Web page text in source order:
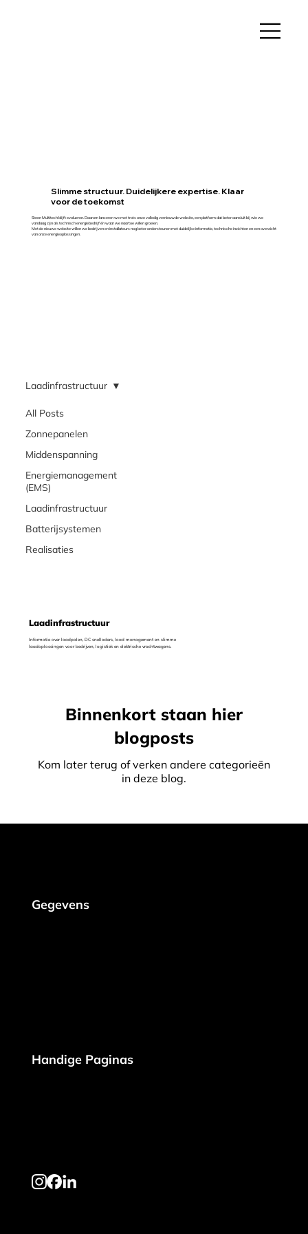
Slimme structuur. Duidelijkere expertise. Klaar
voor de toekomst
Steen Multitech blijft evolueren. Daarom lanceren we met trots onze volledig vernieuwde website, een platform dat beter aansluit bij wie we
vandaag zijn als technisch energiebedrijf én waar we naartoe willen groeien.
Met de nieuwe website willen we bedrijven en installateurs nog beter ondersteunen met duidelijke informatie, technische inzichten en een overzicht
van onze energieoplossingen.
All Posts
Zonnepanelen
Middenspanning
Energiemanagement
(EMS)
Laadinfrastructuur
Batterijsystemen
Realisaties
Laadinfrastructuur
Laadinfrastructuur
Informatie over laadpalen, DC snelladers, load management en slimme
laadoplossingen voor bedrijven, logistiek en elektrische vrachtwagens.
Binnenkort staan hier
blogposts
Kom later terug of verken andere categorieën
in deze blog.
Gegevens
Handige Paginas